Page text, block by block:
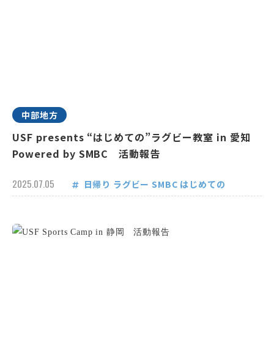
中部地方
USF presents “はじめての”ラグビー教室 in 愛知
Powered by SMBC 活動報告
2025.07.05 日帰り ラグビー SMBC はじめての